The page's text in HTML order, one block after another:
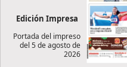
Edición Impresa
Portada del impreso
del 5 de agosto de
2026